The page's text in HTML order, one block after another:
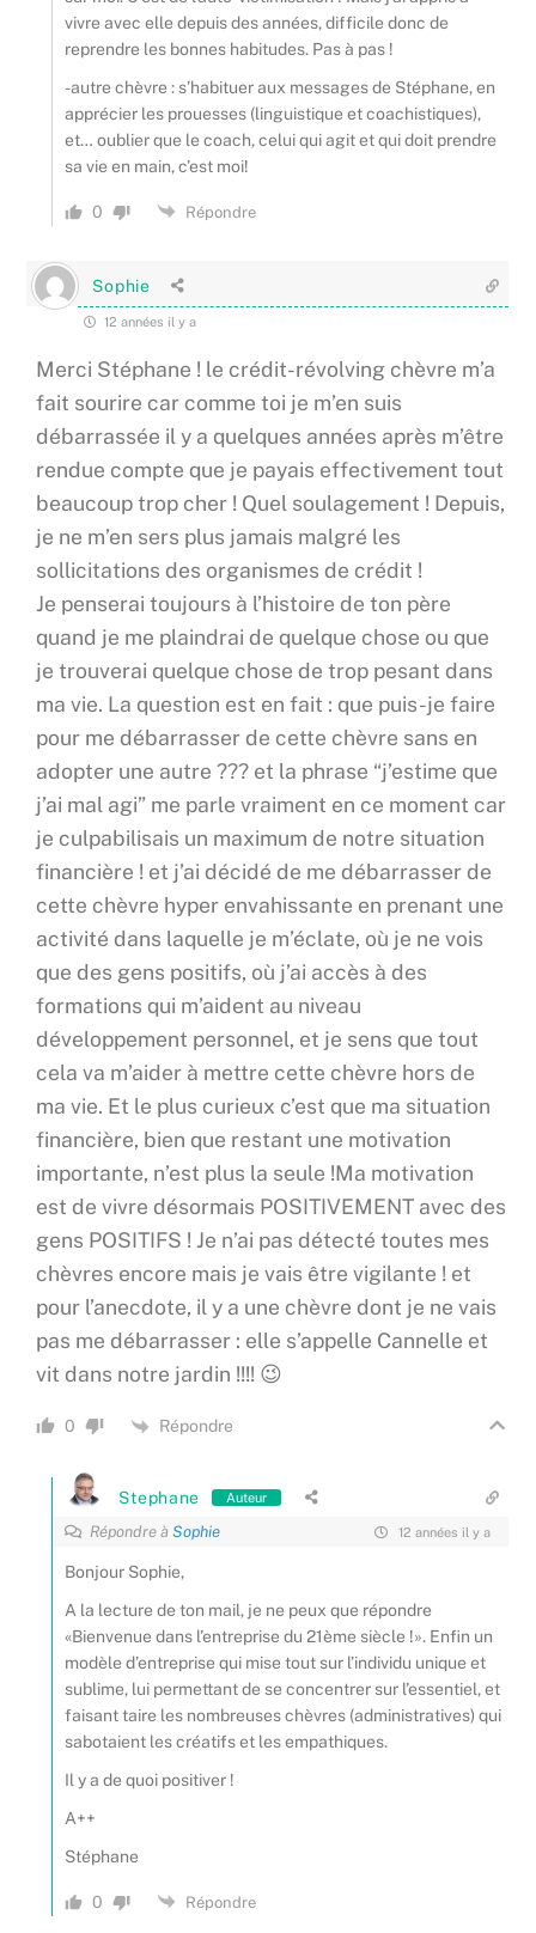
vivre avec elle depuis des années, difficile donc de
reprendre les bonnes habitudes. Pas à pas !
-autre chèvre : s’habituer aux messages de Stéphane, en
apprécier les prouesses (linguistique et coachistiques),
et… oublier que le coach, celui qui agit et qui doit prendre
sa vie en main, c’est moi!
0 Répondre
Sophie
12 années il y a
Merci Stéphane ! le crédit-révolving chèvre m’a
fait sourire car comme toi je m’en suis
débarrassée il y a quelques années après m’être
rendue compte que je payais effectivement tout
beaucoup trop cher ! Quel soulagement ! Depuis,
je ne m’en sers plus jamais malgré les
sollicitations des organismes de crédit !
Je penserai toujours à l’histoire de ton père
quand je me plaindrai de quelque chose ou que
je trouverai quelque chose de trop pesant dans
ma vie. La question est en fait : que puis-je faire
pour me débarrasser de cette chèvre sans en
adopter une autre ??? et la phrase “j’estime que
j’ai mal agi” me parle vraiment en ce moment car
je culpabilisais un maximum de notre situation
financière ! et j’ai décidé de me débarrasser de
cette chèvre hyper envahissante en prenant une
activité dans laquelle je m’éclate, où je ne vois
que des gens positifs, où j’ai accès à des
formations qui m’aident au niveau
développement personnel, et je sens que tout
cela va m’aider à mettre cette chèvre hors de
ma vie. Et le plus curieux c’est que ma situation
financière, bien que restant une motivation
importante, n’est plus la seule !Ma motivation
est de vivre désormais POSITIVEMENT avec des
gens POSITIFS ! Je n’ai pas détecté toutes mes
chèvres encore mais je vais être vigilante ! et
pour l’anecdote, il y a une chèvre dont je ne vais
pas me débarrasser : elle s’appelle Cannelle et
vit dans notre jardin !!!! 😉
0 Répondre
Stephane Auteur
Répondre àSophie 12 années il y a
Bonjour Sophie,
A la lecture de ton mail, je ne peux que répondre
«Bienvenue dans l’entreprise du 21ème siècle !». Enfin un
modèle d’entreprise qui mise tout sur l’individu unique et
sublime, lui permettant de se concentrer sur l’essentiel, et
faisant taire les nombreuses chèvres (administratives) qui
sabotaient les créatifs et les empathiques.
Il y a de quoi positiver !
A++
Stéphane
0 Répondre